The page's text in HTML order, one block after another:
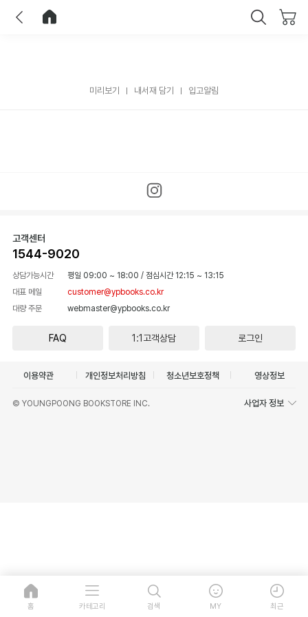
미리보기 내서재 담기 입고알림
고객센터
1544-9020
상담가능시간 평일 09:00 ~ 18:00 / 점심시간 12:15 ~ 13:15
대표 메일
customer@ypbooks.co.kr
대량 주문
webmaster@ypbooks.co.kr
FAQ 1:1고객상담 로그인
이용약관 개인정보처리방침 청소년보호정책 영상정보
© YOUNGPOONG BOOKSTORE INC. 사업자 정보
홈 카테고리 검색 MY 최근